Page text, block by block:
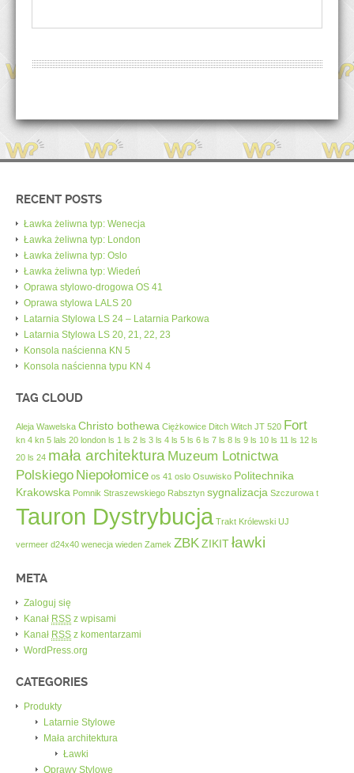
RECENT POSTS
Ławka żeliwna typ: Wenecja
Ławka żeliwna typ: London
Ławka żeliwna typ: Oslo
Ławka żeliwna typ: Wiedeń
Oprawa stylowo-drogowa OS 41
Oprawa stylowa LALS 20
Latarnia Stylowa LS 24 – Latarnia Parkowa
Latarnia Stylowa LS 20, 21, 22, 23
Konsola naścienna KN 5
Konsola naścienna typu KN 4
TAG CLOUD
Aleja Wawelska Christo bothewa Ciężkowice Ditch Witch JT 520 Fort
kn 4 kn 5 lals 20 london ls 1 ls 2 ls 3 ls 4 ls 5 ls 6 ls 7 ls 8 ls 9 ls 10 ls 11 ls 12 ls
20 ls 24 mała architektura Muzeum Lotnictwa
Polskiego Niepołomice os 41 oslo Osuwisko Politechnika
Krakowska Pomnik Straszewskiego Rabsztyn sygnalizacja Szczurowa t
Tauron Dystrybucja Trakt Królewski UJ
vermeer d24x40 wenecja wieden Zamek ZBKZIKITławki
META
Zaloguj się
Kanał RSS z wpisami
Kanał RSS z komentarzami
WordPress.org
CATEGORIES
Produkty
Latarnie Stylowe
Mała architektura
Ławki
Oprawy Stylowe